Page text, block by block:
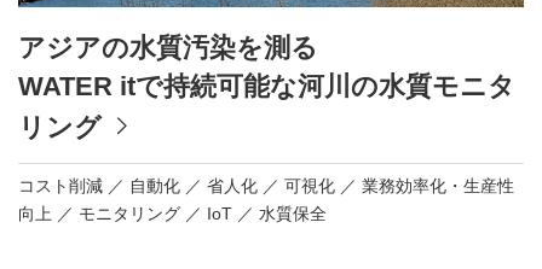
アジアの水質汚染を測る
WATER itで持続可能な河川の水質モニタ
リング
コスト削減 自動化 省人化 可視化
業務効率化・生産性
向上
モニタリング IoT 水質保全